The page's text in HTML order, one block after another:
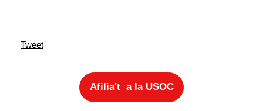
Tweet
Afilia't a la USOC